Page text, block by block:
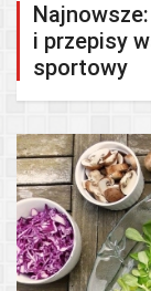
i przepisy
sportowy